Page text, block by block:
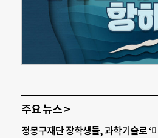
주요 뉴스 >
정몽구재단 장학생들, 과학기술로 ‘